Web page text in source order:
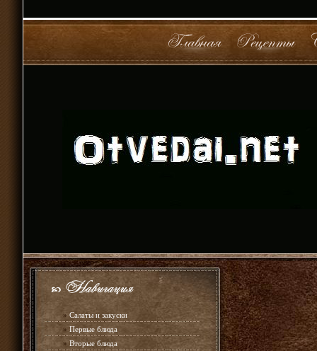
» Салаты и закуски
» Первые блюда
» Вторые блюда